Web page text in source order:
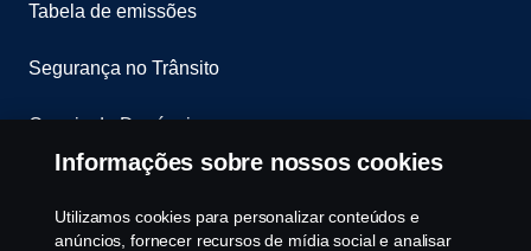
Tabela de emissões
Segurança no Trânsito
Canais de Denúncia
Programa de Rotulagem Veicular
Política de Cookies
Informações sobre nossos cookies
Utilizamos cookies para personalizar conteúdos e
anúncios, fornecer recursos de mídia social e analisar